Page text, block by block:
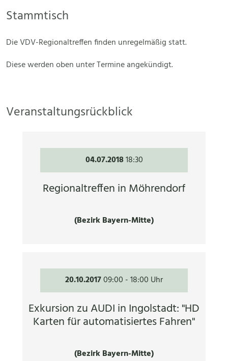
Stammtisch
Die VDV-Regionaltreffen finden unregelmäßig statt.
Diese werden oben unter Termine angekündigt.
Veranstaltungsrückblick
04.07.201818:30
Regionaltreffen in Möhrendorf
(Bezirk Bayern-Mitte)
20.10.201709:00 -18:00 Uhr
Exkursion zu AUDI in Ingolstadt: "HD
Karten für automatisiertes Fahren"
(Bezirk Bayern-Mitte)